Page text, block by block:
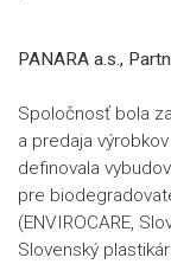
PANARA a.s.,
Spoločnosť bola
a predaja
definovala
pre
(ENVIROCARE,
Slovenský